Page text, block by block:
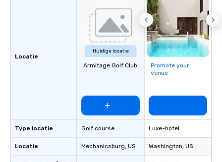
Locatie
Type locatie
Locatie
Huidige locatie
Armitage Golf Club
Golf course
Mechanicsburg, US
Promote your
venue
Luxe-hotel
Washington, US